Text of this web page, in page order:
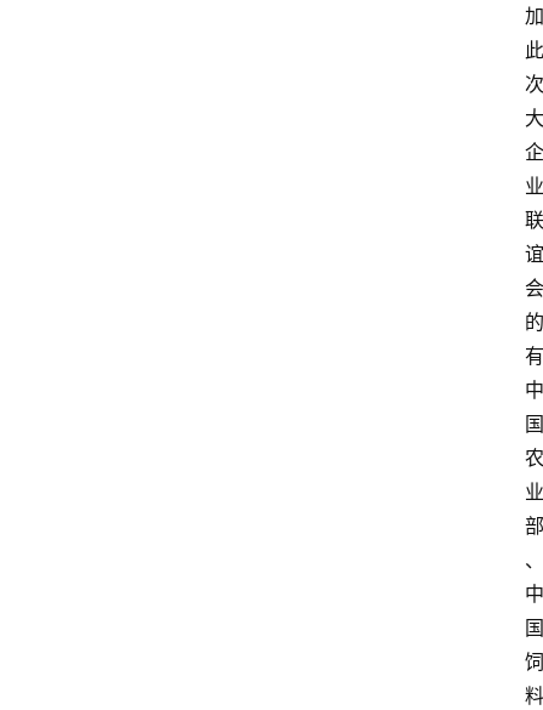
加
此
次
大
企
业
联
谊
会
的
有
中
国
农
业
部
、
中
国
饲
料